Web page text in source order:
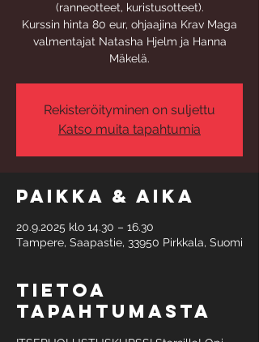
(ranneotteet, kuristusotteet).
Kurssin hinta 80 eur, ohjaajina Krav Maga
valmentajat Natasha Hjelm ja Hanna
Mäkelä.
Rekisteröityminen on suljettu
Katso muita tapahtumia
Paikka & aika
20.9.2025 klo 14.30 – 16.30
Tampere, Saapastie, 33950 Pirkkala, Suomi
Tietoa
tapahtumasta